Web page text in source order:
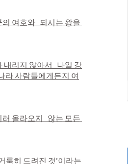
여호와   되시는 왕을
내리지 않아서   나일 강
라 사람들에게든지 여
올라오지   않는 모든
룩히 드려진 것’이라는